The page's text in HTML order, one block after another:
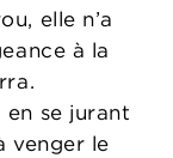
elle n’a
à la
se jurant
venger le